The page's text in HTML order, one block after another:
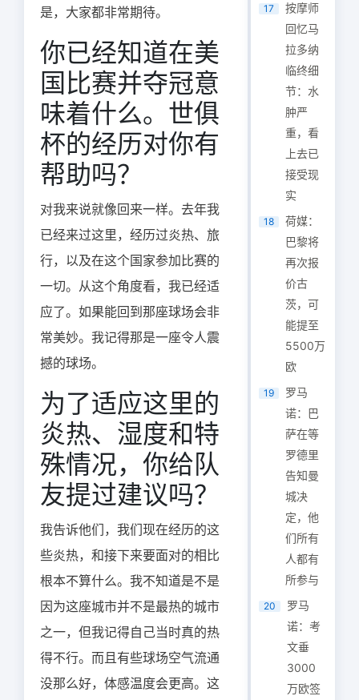
是，大家都非常期待。
你已经知道在美
国比赛并夺冠意
味着什么。世俱
杯的经历对你有
帮助吗？
对我来说就像回来一样。去年我
已经来过这里，经历过炎热、旅
行，以及在这个国家参加比赛的
一切。从这个角度看，我已经适
应了。如果能回到那座球场会非
常美妙。我记得那是一座令人震
撼的球场。
为了适应这里的
炎热、湿度和特
殊情况，你给队
友提过建议吗？
我告诉他们，我们现在经历的这
些炎热，和接下来要面对的相比
根本不算什么。我不知道是不是
因为这座城市并不是最热的城市
之一，但我记得自己当时真的热
得不行。而且有些球场空气流通
没那么好，体感温度会更高。这
17
按摩师
回忆马
拉多纳
临终细
节：水
肿严
重，看
上去已
接受现
实
18
荷媒：
巴黎将
再次报
价古
茨，可
能提至
5500万
欧
19
罗马
诺：巴
萨在等
罗德里
告知曼
城决
定，他
们所有
人都有
所参与
20
罗马
诺：考
文垂
3000
万欧签